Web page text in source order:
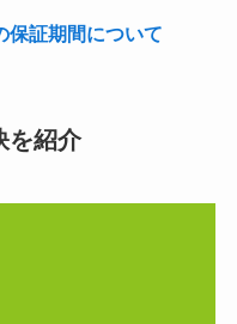
保証期間について
を紹介